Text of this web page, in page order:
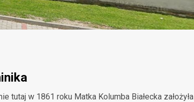
tutaj w 1861 roku Matka Kolumba Białecka założyła